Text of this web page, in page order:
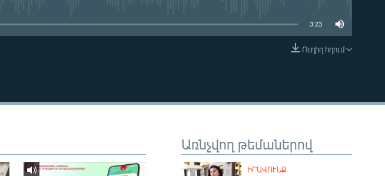
EMBED
3:23
Ուղիղ հղում
Առնչվող թեմաներով
ԻՐԱՎՈՒՆՔ